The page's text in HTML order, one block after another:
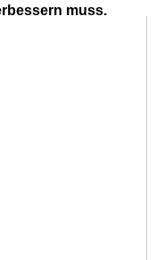
muss.